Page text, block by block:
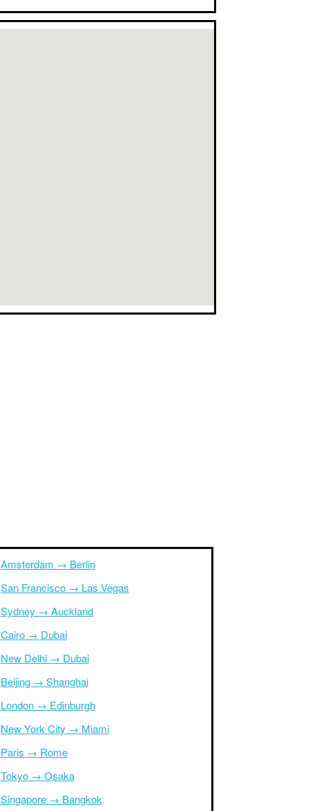
Amsterdam → Berlin
San Francisco → Las Vegas
Sydney → Auckland
Cairo → Dubai
New Delhi → Dubai
Beijing → Shanghai
London → Edinburgh
New York City → Miami
Paris → Rome
Tokyo → Osaka
Singapore → Bangkok